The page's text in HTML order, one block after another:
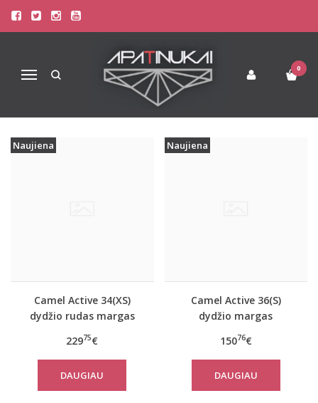
Navigacija
0
PREKIŲ PAIEŠKA - ACTIVE
Prekių paieška
Naujiena
Camel Active 34(XS)
dydžio rudas margas
paltas 310050 6F32
22975€
DAUGIAU
Naujiena
Camel Active 36(S)
dydžio margas
paltas 310320 2501
15076€
DAUGIAU